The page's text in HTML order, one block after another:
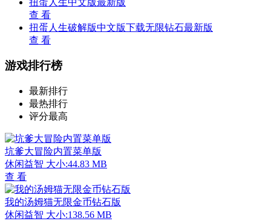
查 看
扭蛋人生破解版中文版下载无限钻石最新版
查 看
游戏排行榜
最新排行
最热排行
评分最高
坑爹大冒险内置菜单版
休闲益智 大小:44.83 MB
查 看
我的汤姆猫无限金币钻石版
休闲益智 大小:138.56 MB